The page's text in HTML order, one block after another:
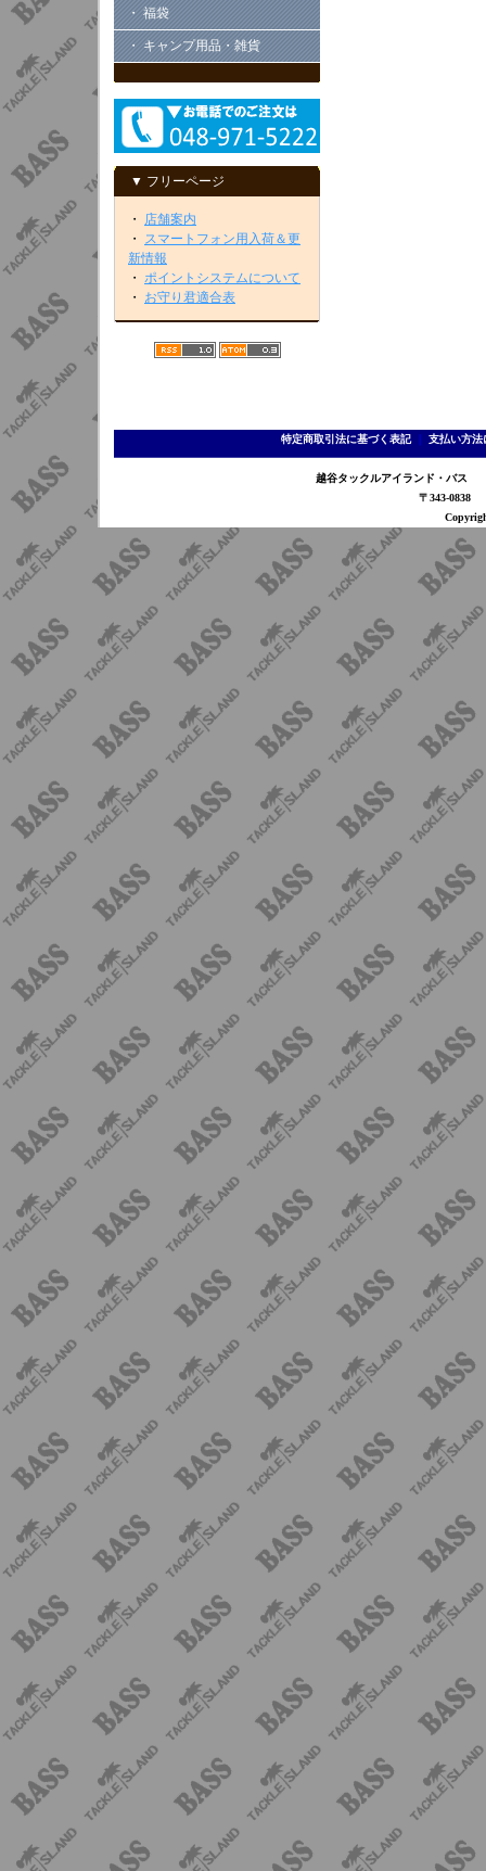
・ 福袋
・ キャンプ用品・雑貨
▼ フリーページ
・ 店舗案内
・ スマートフォン用入荷＆更
新情報
・ ポイントシステムについて
・ お守り君適合表
特定商取引法に基づく表記｜ 支払い方法
越谷タックルアイランド・バ
〒343-0838